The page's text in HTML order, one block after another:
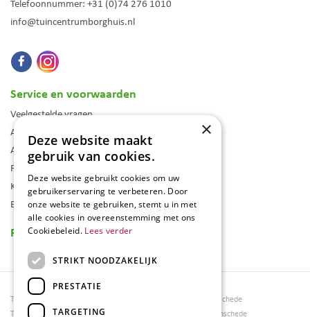
Telefoonnummer: +31 (0)74 276 1010
info@tuincentrumborghuis.nl
Service en voorwaarden
Veelgestelde vragen
Algemene voorwaarden
Assortiment
Folder
Klantenkaart
Blog
Reviews
Tuincentrum Borghuis
Tuinmeubels
Tuinmeubels Enschede
Tuinmeubelen Enschede
×
Deze website maakt
gebruik van cookies.
Deze website gebruikt cookies om uw
gebruikerservaring te verbeteren. Door
onze website te gebruiken, stemt u in met
alle cookies in overeenstemming met ons
Cookiebeleid. Lees verder
STRIKT NOODZAKELIJK
PRESTATIE
TARGETING